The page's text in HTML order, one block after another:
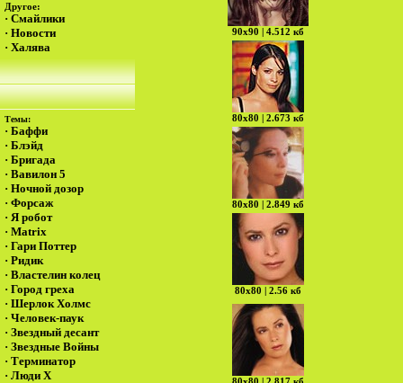
Другое:
· Смайлики
· Новости
· Халява
Темы:
· Баффи
· Блэйд
· Бригада
· Вавилон 5
· Ночной дозор
· Форсаж
· Я робот
· Matrix
· Гари Поттер
· Ридик
· Властелин колец
· Город греха
· Шерлок Холмс
· Человек-паук
· Звездный десант
· Звездные Войны
· Терминатор
· Люди Х
90х90 | 4.512 кб
80х80 | 2.673 кб
80х80 | 2.849 кб
80х80 | 2.56 кб